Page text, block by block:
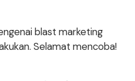
blast marketing
Selamat mencoba!